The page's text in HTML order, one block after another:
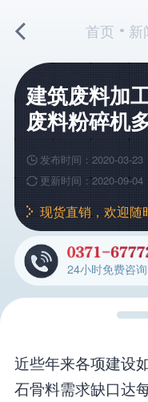
首页 新
建筑废料加
废料粉碎机
发布时间：2020-03-23
更新时间：2020-09-04
现货直销，欢迎随
24小时免费咨
近些年来各项建设
石骨料需求缺口达